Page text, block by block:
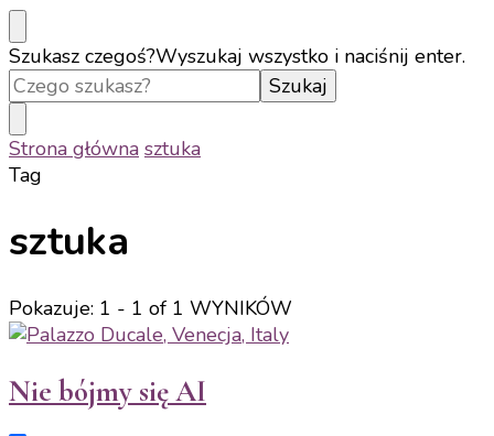
Szukasz czegoś?Wyszukaj wszystko i naciśnij enter.
Strona główna sztuka
Tag
sztuka
Pokazuje: 1 - 1 of 1 WYNIKÓW
Nie bójmy się AI